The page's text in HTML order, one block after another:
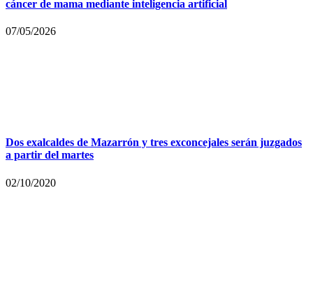
cáncer de mama mediante inteligencia artificial
07/05/2026
Dos exalcaldes de Mazarrón y tres exconcejales serán juzgados
a partir del martes
02/10/2020